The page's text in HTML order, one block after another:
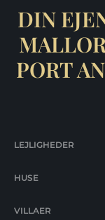
DIN
PORT
LEJLIGHEDER
HUSE
VILLAER